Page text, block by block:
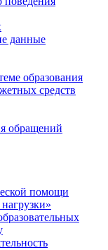
данные
образования
средств
обращений
помощи